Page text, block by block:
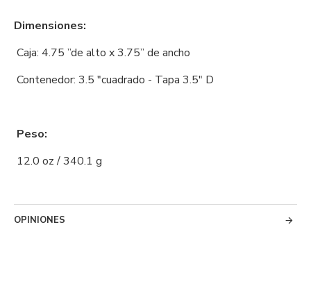
Dimensiones:
Caja: 4.75 ”de alto x 3.75” de ancho
Contenedor: 3.5 "cuadrado - Tapa 3.5" D
Peso:
12.0 oz / 340.1 g
OPINIONES